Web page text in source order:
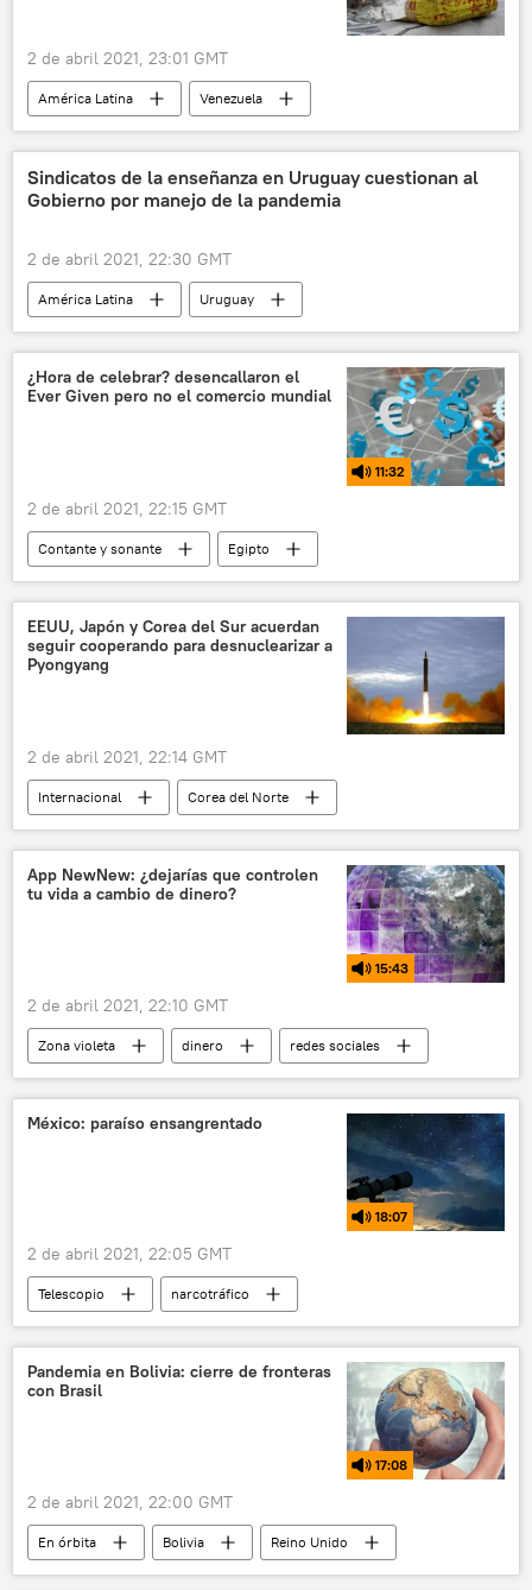
2 de abril 2021, 23:01 GMT
América Latina
Venezuela
narcotráfico
cocaína
Sindicatos de la enseñanza en Uruguay cuestionan al
Gobierno por manejo de la pandemia
2 de abril 2021, 22:30 GMT
América Latina
Uruguay
pandemia de coronavirus
¿Hora de celebrar? desencallaron el
Ever Given pero no el comercio mundial
11:32
2 de abril 2021, 22:15 GMT
Contante y sonante
Egipto
comercio
comercio exterior
Canal de Suez
buques
Egipto
buque Ever Given
EEUU, Japón y Corea del Sur acuerdan
seguir cooperando para desnuclearizar a
Pyongyang
2 de abril 2021, 22:14 GMT
Internacional
Corea del Norte
desnuclearización
App NewNew: ¿dejarías que controlen
tu vida a cambio de dinero?
15:43
2 de abril 2021, 22:10 GMT
Zona violeta dinero
redes sociales
aplicación
influencers
México: paraíso ensangrentado
18:07
2 de abril 2021, 22:05 GMT
Telescopio
narcotráfico
violencia policial
violencia de género
feminicidios
trata sexual México
Pandemia en Bolivia: cierre de fronteras
con Brasil
17:08
2 de abril 2021, 22:00 GMT
En órbita Bolivia
Reino Unido
Chile
NASA Argentina